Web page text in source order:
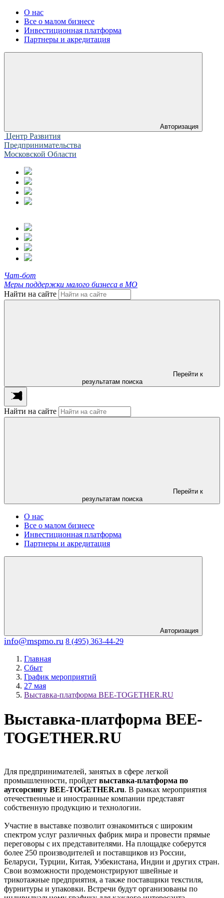
О нас
Все о малом бизнесе
Инвестиционная платформа
Партнеры и акредитация
Авторизация
Центр Развития
Предпринимательства
Московской Области
Чат-бот
Меры поддержки малого бизнеса в МО
Найти на сайте
Перейти к
результатам поиска
Найти на сайте
Перейти к
результатам поиска
О нас
Все о малом бизнесе
Инвестиционная платформа
Партнеры и акредитация
Авторизация
info@mspmo.ru 8 (495) 363-44-29
Главная
Сбыт
График мероприятий
27 мая
Выставка-платформа BEE-TOGETHER.RU
Выставка-платформа BEE-
TOGETHER.RU
Для предпринимателей, занятых в сфере легкой
промышленности, пройдет выставка-платформа по
аутсорсингу BEE-TOGETHER.ru. В рамках мероприятия
отечественные и иностранные компании представят
собственную продукцию и технологии.
Участие в выставке позволит ознакомиться с широким
спектром услуг различных фабрик мира и провести прямые
переговоры с их представителями. На площадке соберутся
более 250 производителей и поставщиков из России,
Беларуси, Турции, Китая, Узбекистана, Индии и других стран.
Свои возможности продемонстрируют швейные и
трикотажные предприятия, а также поставщики текстиля,
фурнитуры и упаковки. Встречи будут организованы по